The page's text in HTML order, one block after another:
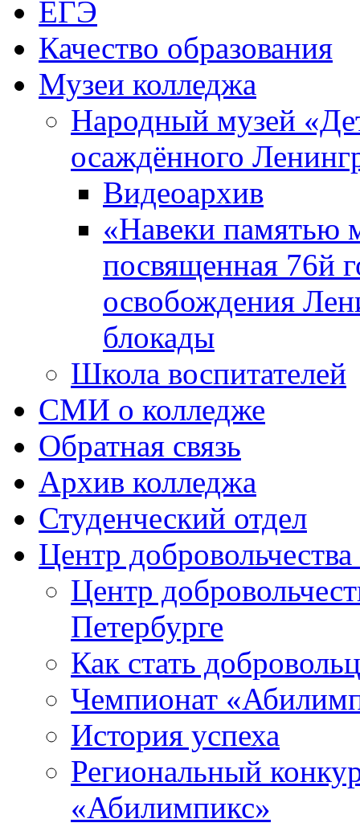
ЕГЭ
Качество образования
Музеи колледжа
Народный музей
осаждённого
Видеоархив
«Навеки памятью
посвященная 76й
освобождения
блокады
Школа воспитателей
СМИ о колледже
Обратная связь
Архив колледжа
Студенческий отдел
Центр
Центр
Петербурге
Как стать
Чемпионат
История успеха
Региональный
«Абилимпикс»